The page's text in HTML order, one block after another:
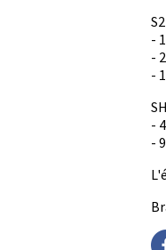
-
-
-
-
-